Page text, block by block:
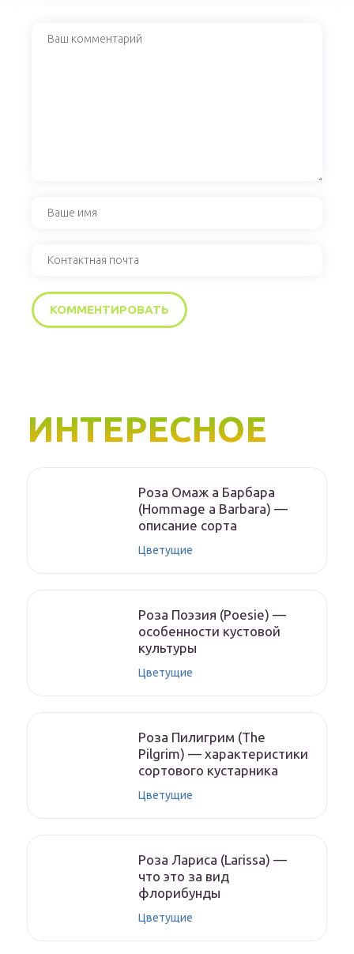
ИНТЕРЕСНОЕ
Роза Омаж а Барбара
(Hommage a Barbara) —
описание сорта
Цветущие
Роза Поэзия (Poesie) —
особенности кустовой
культуры
Цветущие
Роза Пилигрим (The
Pilgrim) — характеристики
сортового кустарника
Цветущие
Роза Лариса (Larissa) —
что это за вид
флорибунды
Цветущие